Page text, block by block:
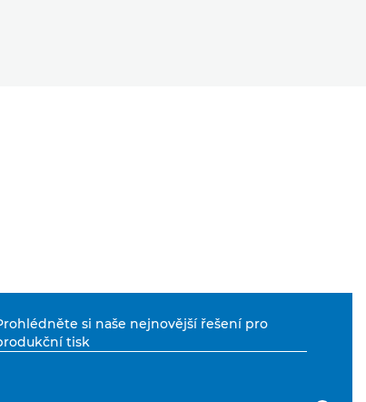
si naše nejnovější řešení pro
tisk